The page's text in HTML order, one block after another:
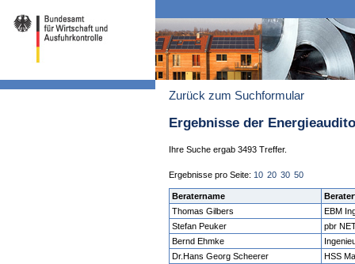
Zurück zum Suchformular
Ergebnisse der
Ihre Suche ergab 3493 Treffer.
Ergebnisse pro Seite: 10 20 30 50
Beratername
Thomas Gilbers
EBM
Stefan Peuker
pbr
Bernd Ehmke
Dr.Hans Georg Scheerer
HSS